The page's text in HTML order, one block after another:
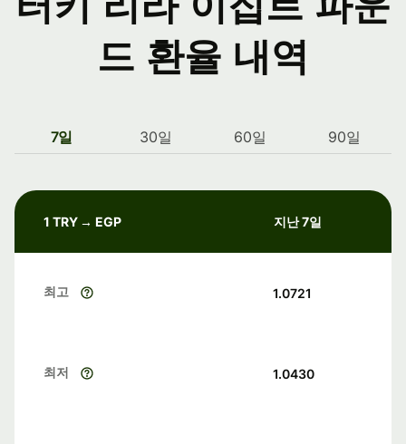
드 환율 내역
7일 30일 60일 90일
1 TRY → EGP 지난 7일
최고 1.0721
최저 1.0430